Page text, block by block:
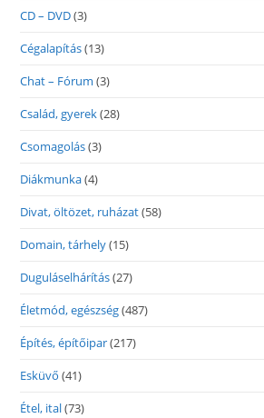
CD – DVD(3)
Cégalapítás(13)
Chat – Fórum (3)
Család, gyerek(28)
Csomagolás(3)
Diákmunka(4)
Divat, öltözet, ruházat(58)
Domain, tárhely(15)
Duguláselhárítás(27)
Életmód, egészség(487)
Építés, építőipar(217)
Esküvő (41)
Étel, ital(73)